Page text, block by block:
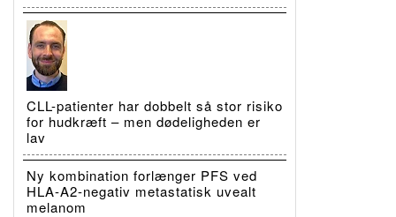
CLL-patienter har dobbelt så stor risiko
for hudkræft – men dødeligheden er
lav
Ny kombination forlænger PFS ved
HLA-A2-negativ metastatisk uvealt
melanom